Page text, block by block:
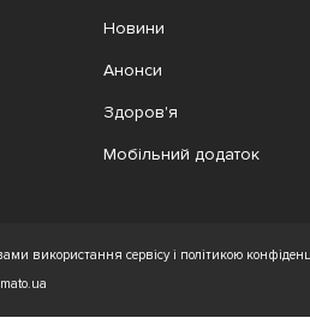
Новини
Анонси
Здоров'я
Мобільний додаток
використання сервісу і політикою